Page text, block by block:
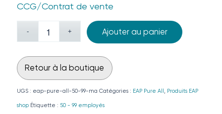
CCG/Contrat de vente
Ajouter au panier
Retour à la boutique
UGS : eap-pure-all-50-99-ma Catégories : EAP Pure All, Produits EAP
shop Étiquette : 50 - 99 employés